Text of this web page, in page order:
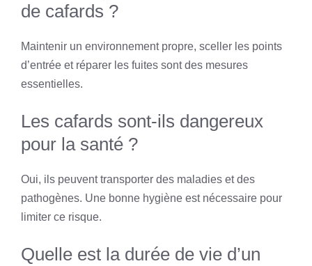
de cafards ?
Maintenir un environnement propre, sceller les points
d’entrée et réparer les fuites sont des mesures
essentielles.
Les cafards sont-ils dangereux
pour la santé ?
Oui, ils peuvent transporter des maladies et des
pathogènes. Une bonne hygiène est nécessaire pour
limiter ce risque.
Quelle est la durée de vie d’un